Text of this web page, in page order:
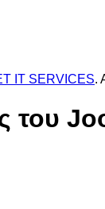
IT SERVICES.
του